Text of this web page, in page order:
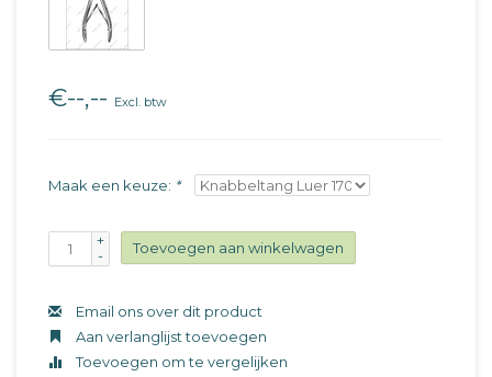
€--,-- Excl. btw
Maak een keuze: *
+
-
Toevoegen aan winkelwagen
Email ons over dit product
Aan verlanglijst toevoegen
Toevoegen om te vergelijken